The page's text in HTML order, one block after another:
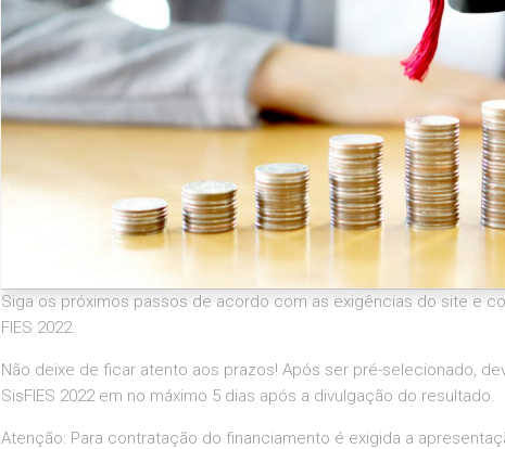
Siga os próximos passos de acordo com as exigências do site e
FIES 2022.
Não deixe de ficar atento aos prazos! Após ser pré-selecionado,
SisFIES 2022 em no máximo 5 dias após a divulgação do resultado.
Atenção: Para contratação do financiamento é exigida a